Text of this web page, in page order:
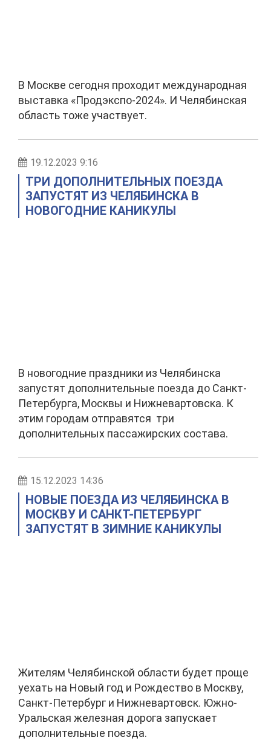
В Москве сегодня проходит международная
выставка «Продэкспо-2024». И Челябинская
область тоже участвует.
19.12.2023 9:16
ТРИ ДОПОЛНИТЕЛЬНЫХ ПОЕЗДА
ЗАПУСТЯТ ИЗ ЧЕЛЯБИНСКА В
НОВОГОДНИЕ КАНИКУЛЫ
В новогодние праздники из Челябинска
запустят дополнительные поезда до Санкт-
Петербурга, Москвы и Нижневартовска. К
этим городам отправятся три
дополнительных пассажирских состава.
15.12.2023 14:36
НОВЫЕ ПОЕЗДА ИЗ ЧЕЛЯБИНСКА В
МОСКВУ И САНКТ-ПЕТЕРБУРГ
ЗАПУСТЯТ В ЗИМНИЕ КАНИКУЛЫ
Жителям Челябинской области будет проще
уехать на Новый год и Рождество в Москву,
Санкт-Петербург и Нижневартовск. Южно-
Уральская железная дорога запускает
дополнительные поезда.